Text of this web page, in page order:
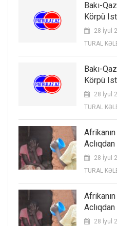
Bakı-
Körpü
28 İyul
TURAL
Bakı-
Körpü
28 İyul
TURAL
28 İyul
TURAL
28 İyul